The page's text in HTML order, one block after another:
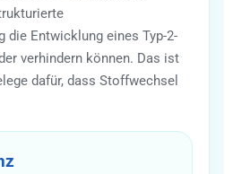
die Entwicklung eines Typ-2-
verhindern können. Das ist
dafür, dass Stoffwechsel